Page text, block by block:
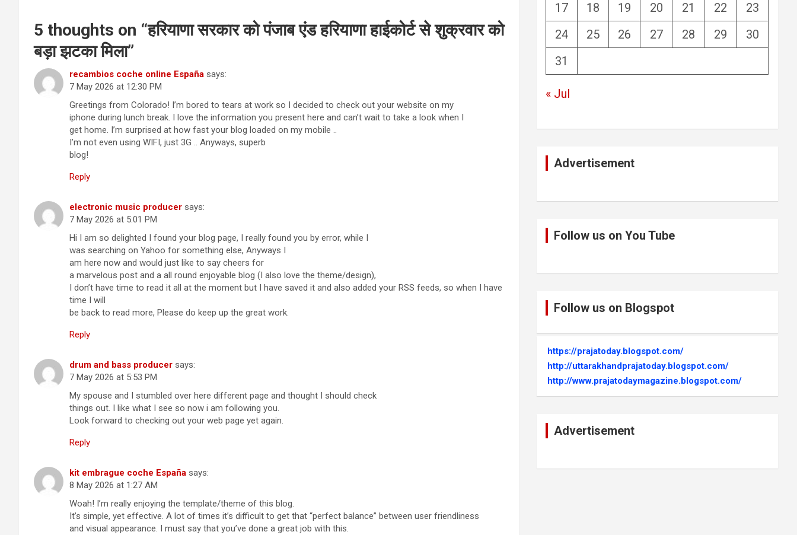
5 thoughts on “हरियाणा सरकार को पंजाब एंड हरियाणा हाईकोर्ट से शुक्रवार को
बड़ा झटका मिला”
recambios coche online España says:
7 May 2026 at 12:30 PM
Greetings from Colorado! I’m bored to tears at work so I decided to check out your website on my
iphone during lunch break. I love the information you present here and can’t wait to take a look when I
get home. I’m surprised at how fast your blog loaded on my mobile ..
I’m not even using WIFI, just 3G .. Anyways, superb
blog!
Reply
electronic music producer says:
7 May 2026 at 5:01 PM
Hi I am so delighted I found your blog page, I really found you by error, while I
was searching on Yahoo for something else, Anyways I
am here now and would just like to say cheers for
a marvelous post and a all round enjoyable blog (I also love the theme/design),
I don’t have time to read it all at the moment but I have saved it and also added your RSS feeds, so when I have
time I will
be back to read more, Please do keep up the great work.
Reply
drum and bass producer says:
7 May 2026 at 5:53 PM
My spouse and I stumbled over here different page and thought I should check
things out. I like what I see so now i am following you.
Look forward to checking out your web page yet again.
Reply
kit embrague coche España says:
8 May 2026 at 1:27 AM
Woah! I’m really enjoying the template/theme of this blog.
It’s simple, yet effective. A lot of times it’s difficult to get that “perfect balance” between user friendliness
and visual appearance. I must say that you’ve done a great job with this.
17
18 19 20 21 22
23
24
25 26 27 28 29
30
31
« Jul
Advertisement
Follow us on You Tube
Follow us on Blogspot
https://prajatoday.blogspot.com/
http://uttarakhandprajatoday.blogspot.com/
http://www.prajatodaymagazine.blogspot.com/
Advertisement